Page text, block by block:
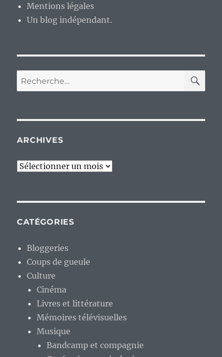
Mentions légales
Un blog indépendant.
Recherche
pour :
ARCHIVES
Archives
CATÉGORIES
Bloggeries
Coups de gueule
Culture
Cinéma
Livres et littérature
Mémoires télévisuelles
Musique
Bandcamp et compagnie